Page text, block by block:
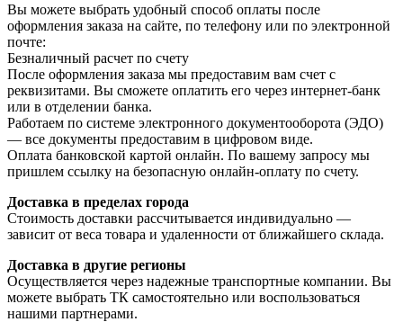
Вы можете выбрать удобный способ оплаты после
оформления заказа на сайте, по телефону или по электронной
почте:
Безналичный расчет по счету
После оформления заказа мы предоставим вам счет с
реквизитами. Вы сможете оплатить его через интернет-банк
или в отделении банка.
Работаем по системе электронного документооборота (ЭДО)
— все документы предоставим в цифровом виде.
Оплата банковской картой онлайн. По вашему запросу мы
пришлем ссылку на безопасную онлайн-оплату по счету.
Доставка в пределах города
Стоимость доставки рассчитывается индивидуально —
зависит от веса товара и удаленности от ближайшего склада.
Доставка в другие регионы
Осуществляется через надежные транспортные компании. Вы
можете выбрать ТК самостоятельно или воспользоваться
нашими партнерами.